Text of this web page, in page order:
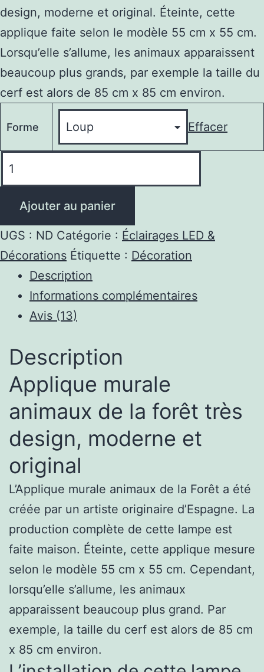
design, moderne et original. Éteinte, cette
applique faite selon le modèle 55 cm x 55 cm.
Lorsqu’elle s’allume, les animaux apparaissent
beaucoup plus grands, par exemple la taille du
cerf est alors de 85 cm x 85 cm environ.
Forme Effacer
de
Murale
Animaux
de
la
Effet
Garanti
Ajouter au panier
UGS : ND Catégorie : Éclairages LED &
Décorations Étiquette : Décoration
Description
Informations complémentaires
Avis (13)
Description
Applique murale
animaux de la forêt très
design, moderne et
original
L’Applique murale animaux de la Forêt a été
créée par un artiste originaire d’Espagne. La
production complète de cette lampe est
faite maison. Éteinte, cette applique mesure
selon le modèle 55 cm x 55 cm. Cependant,
lorsqu’elle s’allume, les animaux
apparaissent beaucoup plus grand. Par
exemple, la taille du cerf est alors de 85 cm
x 85 cm environ.